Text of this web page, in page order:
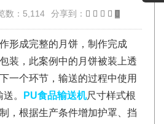
数：5,114 分享到：
形成完整的月饼，制作完成
装，此案例中的月饼被装上透
一个环节，输送的过程中使用
。
PU食品输送机尺寸样式根
，根据生产条件增加护罩、挡